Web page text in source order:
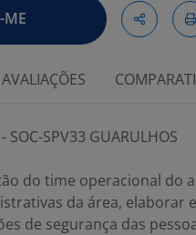
ME
AVALIAÇÕES
SOC-SPV33 GUARULHOS
do time operacional do
da área, elaborar
de segurança das